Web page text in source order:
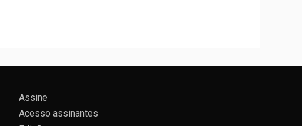
Assine
Acesso assinantes